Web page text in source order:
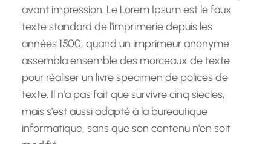
avant impression. Le Lorem Ipsum est le faux
texte standard de l'imprimerie depuis les
années 1500, quand un imprimeur anonyme
assembla ensemble des morceaux de texte
pour réaliser un livre spécimen de polices de
texte. Il n'a pas fait que survivre cinq siècles,
mais s'est aussi adapté à la bureautique
informatique, sans que son contenu n'en soit